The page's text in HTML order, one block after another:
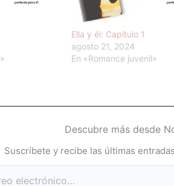
Ella y él: Capítulo 1
agosto 21, 2024
En «Romance juvenil»
Descubre más desde
Suscríbete y recibe las últimas